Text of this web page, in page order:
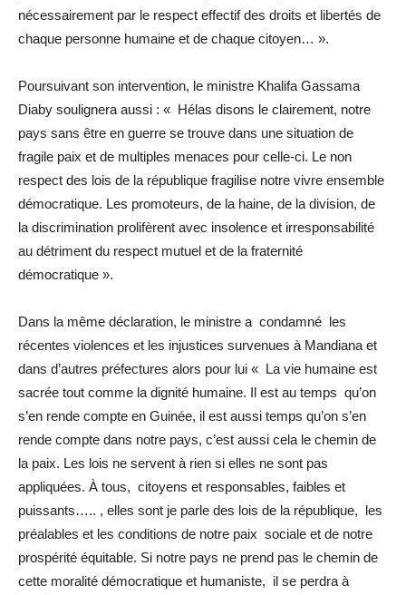
nécessairement par le respect effectif des droits et libertés de
chaque personne humaine et de chaque citoyen… ».
Poursuivant son intervention, le ministre Khalifa Gassama
Diaby soulignera aussi : « Hélas disons le clairement, notre
pays sans être en guerre se trouve dans une situation de
fragile paix et de multiples menaces pour celle-ci. Le non
respect des lois de la république fragilise notre vivre ensemble
démocratique. Les promoteurs, de la haine, de la division, de
la discrimination prolifèrent avec insolence et irresponsabilité
au détriment du respect mutuel et de la fraternité
démocratique ».
Dans la même déclaration, le ministre a condamné les
récentes violences et les injustices survenues à Mandiana et
dans d’autres préfectures alors pour lui « La vie humaine est
sacrée tout comme la dignité humaine. Il est au temps qu’on
s’en rende compte en Guinée, il est aussi temps qu’on s’en
rende compte dans notre pays, c’est aussi cela le chemin de
la paix. Les lois ne servent à rien si elles ne sont pas
appliquées. À tous, citoyens et responsables, faibles et
puissants….. , elles sont je parle des lois de la république, les
préalables et les conditions de notre paix sociale et de notre
prospérité équitable. Si notre pays ne prend pas le chemin de
cette moralité démocratique et humaniste, il se perdra à